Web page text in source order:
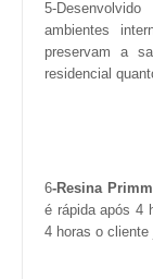
5-
ambientes
preservam a
residencial
6-Resina
é rápida após 4
4 horas o cliente